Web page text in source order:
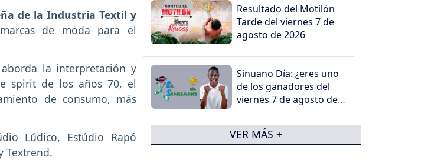
de la Industria Textil y
de moda para el
la interpretación y
spirit de los años 70, el
de consumo, más
Lúdico, Estúdio Rapó
Textrend.
Resultado del Motilón
Tarde del viernes 7 de
agosto de 2026
Sinuano Día: ¿eres uno
de los ganadores del
viernes 7 de agosto de
VER MÁS +